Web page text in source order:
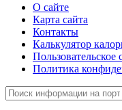
О сайте
Карта сайта
Контакты
Калькулятор
Пользовательское
Политика